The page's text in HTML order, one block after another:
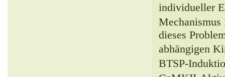
individueller
Mechanismus
dieses
abhängigen
BTSP-